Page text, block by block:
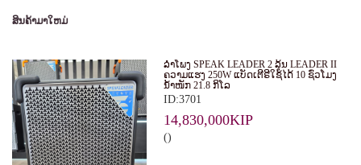
ສິນຄ້າມາໃຫມ່
ລໍາໂພງ SPEAK LEADER 2 ລຸ້ນ LEADER II
ຄວາມແຮງ 250W ແບັດເຕີຣີໃຊ້ໄດ້ 10 ຊົ່ວໂມງ
ນໍ້າໜັກ 21.8 ກິໂລ
ID:3701
14,830,000KIP
()